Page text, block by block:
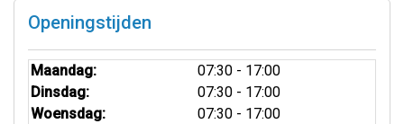
Openingstijden
Maandag:
07:30 - 17:00
Dinsdag:
07:30 - 17:00
Woensdag:
07:30 - 17:00